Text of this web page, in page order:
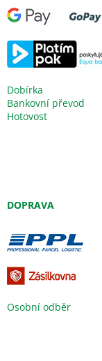
Dobírka
Bankovní převod
Hotovost
DOPRAVA
Osobní odběr